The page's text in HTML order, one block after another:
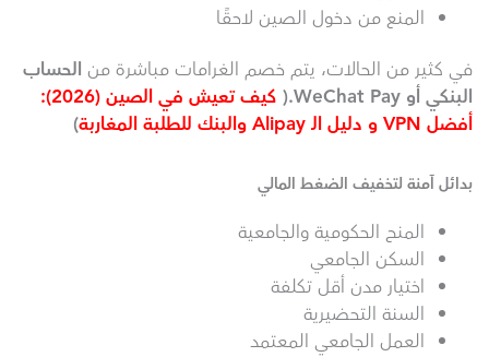
المنع من دخول الصين لاحقًا
في كثير من الحالات، يتم خصم الغرامات مباشرة من الحساب
البنكي أو WeChat Pay.(
كيف تعيش في الصين (2026):
أفضل VPN و دليل الـ Alipay والبنك للطلبة المغاربة
)
بدائل آمنة لتخفيف الضغط المالي
المنح الحكومية والجامعية
السكن الجامعي
اختيار مدن أقل تكلفة
السنة التحضيرية
العمل الجامعي المعتمد